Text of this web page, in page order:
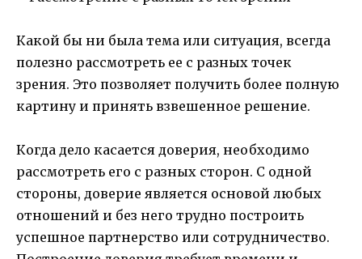
Какой бы ни была тема или ситуация, всегда
полезно рассмотреть ее с разных точек
зрения. Это позволяет получить более полную
картину и принять взвешенное решение.
Когда дело касается доверия, необходимо
рассмотреть его с разных сторон. С одной
стороны, доверие является основой любых
отношений и без него трудно построить
успешное партнерство или сотрудничество.